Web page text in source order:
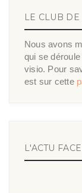
LE CLUB DE
Nous avons
qui se
visio. Pour
est sur cette
L'ACTU